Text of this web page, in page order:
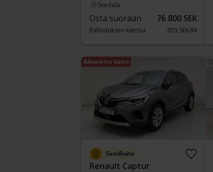
Svedala
Osta suoraan 76 800 SEK
Rahoituksen kanssa 655 SEK/kk
Alennettu hinta
Sertifioitu
Renault Captur